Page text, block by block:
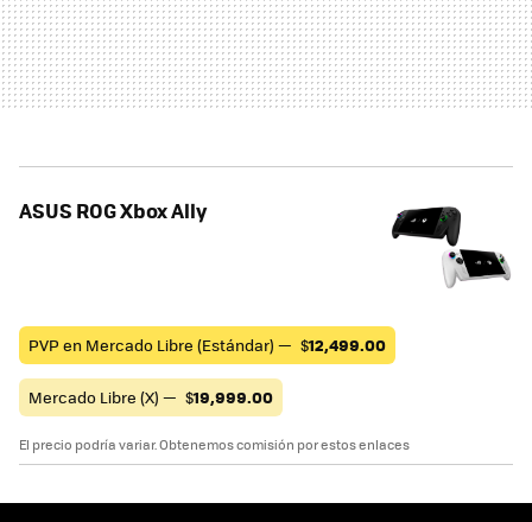
ASUS ROG Xbox Ally
PVP en Mercado Libre (Estándar) — $12,499.00
Mercado Libre (X) — $19,999.00
El precio podría variar. Obtenemos comisión por estos enlaces